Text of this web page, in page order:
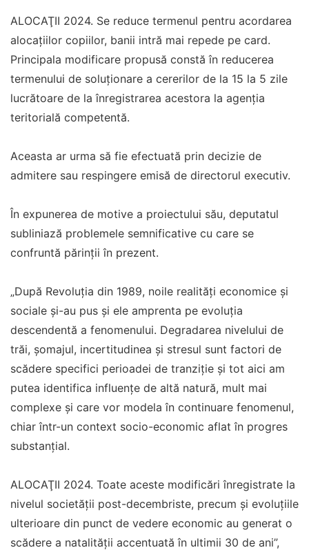
ALOCAŢII 2024. Se reduce termenul pentru acordarea
alocațiilor copiilor, banii intră mai repede pe card.
Principala modificare propusă constă în reducerea
termenului de soluționare a cererilor de la 15 la 5 zile
lucrătoare de la înregistrarea acestora la agenția
teritorială competentă.
Aceasta ar urma să fie efectuată prin decizie de
admitere sau respingere emisă de directorul executiv.
În expunerea de motive a proiectului său, deputatul
subliniază problemele semnificative cu care se
confruntă părinții în prezent.
„După Revoluţia din 1989, noile realităţi economice şi
sociale şi-au pus şi ele amprenta pe evoluţia
descendentă a fenomenului. Degradarea nivelului de
trăi, şomajul, incertitudinea şi stresul sunt factori de
scădere specifici perioadei de tranziţie şi tot aici am
putea identifica influenţe de altă natură, mult mai
complexe şi care vor modela în continuare fenomenul,
chiar într-un context socio-economic aflat în progres
substanţial.
ALOCAŢII 2024. Toate aceste modificări înregistrate la
nivelul societăţii post-decembriste, precum şi evoluţiile
ulterioare din punct de vedere economic au generat o
scădere a natalităţii accentuată în ultimii 30 de ani”,